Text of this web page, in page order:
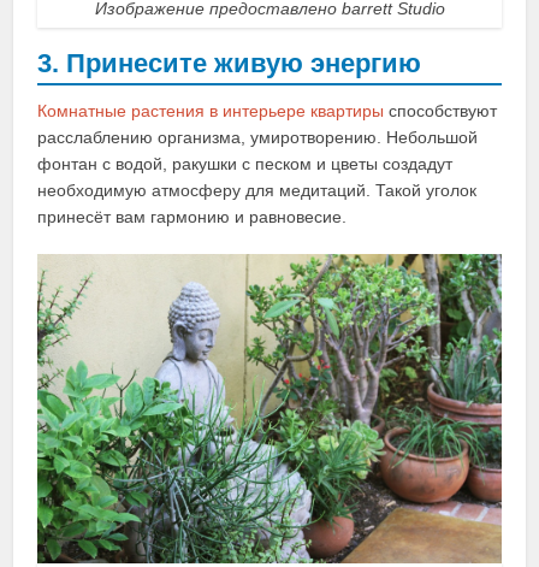
Изображение предоставлено barrett Studio
3. Принесите живую энергию
Комнатные растения в интерьере квартиры способствуют
расслаблению организма, умиротворению. Небольшой
фонтан с водой, ракушки с песком и цветы создадут
необходимую атмосферу для медитаций. Такой уголок
принесёт вам гармонию и равновесие.